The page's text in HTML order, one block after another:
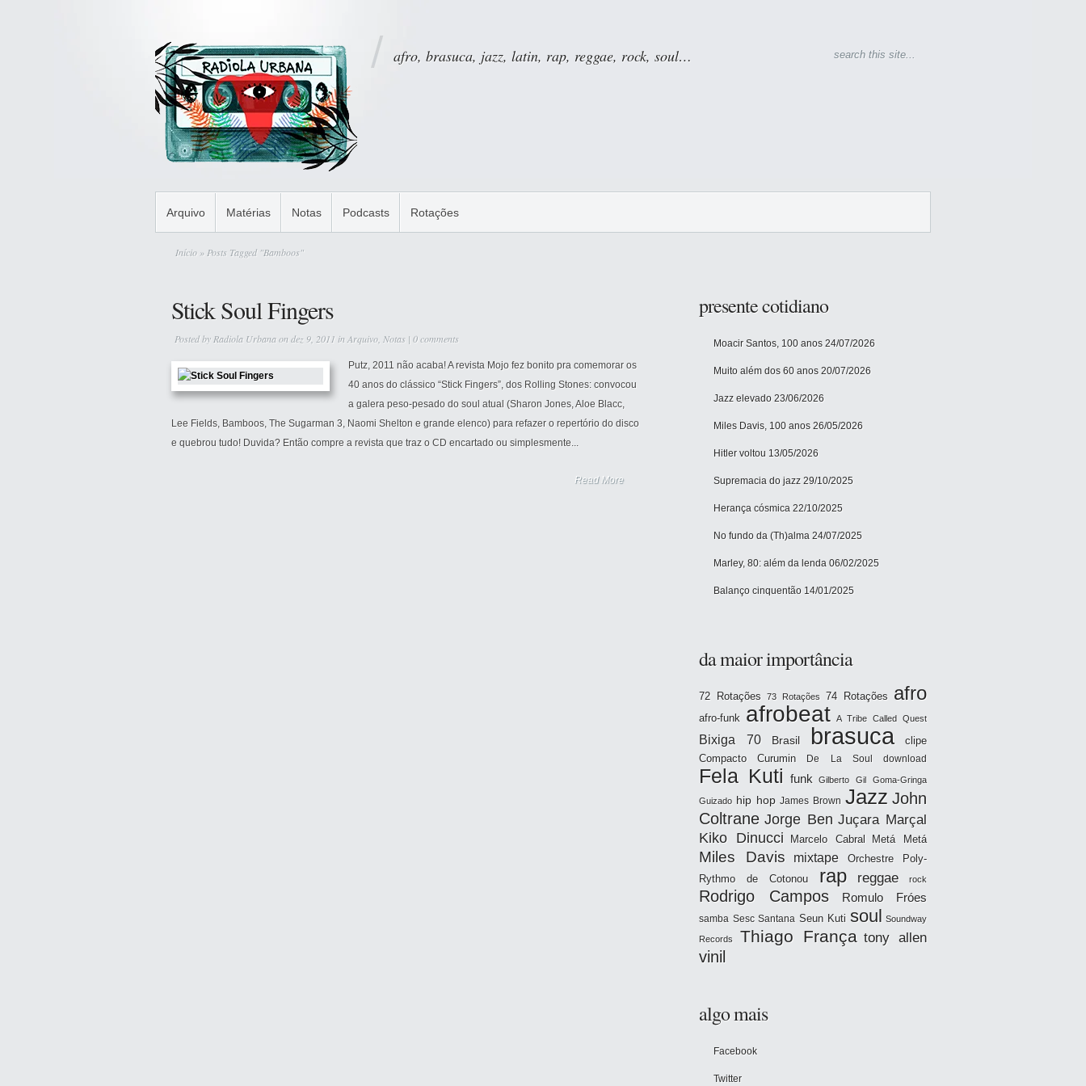
afro, brasuca, jazz, latin, rap, reggae, rock, soul…
Arquivo Matérias Notas Podcasts Rotações
Início » Posts Tagged "Bamboos"
Stick Soul Fingers
Posted by Radiola Urbanaon dez 9, 2011 inArquivo Notas | 0 comments
Putz, 2011 não acaba! A revista Mojo fez bonito pra comemorar os
40 anos do clássico “Stick Fingers”, dos Rolling Stones: convocou
a galera peso-pesado do soul atual (Sharon Jones, Aloe Blacc,
Lee Fields, Bamboos, The Sugarman 3, Naomi Shelton e grande elenco) para refazer o repertório do disco
e quebrou tudo! Duvida? Então compre a revista que traz o CD encartado ou simplesmente...
Read More
presente cotidiano
Moacir Santos, 100 anos 24/07/2026
Muito além dos 60 anos 20/07/2026
Jazz elevado 23/06/2026
Miles Davis, 100 anos 26/05/2026
Hitler voltou 13/05/2026
Supremacia do jazz 29/10/2025
Herança cósmica 22/10/2025
No fundo da (Th)alma 24/07/2025
Marley, 80: além da lenda 06/02/2025
Balanço cinquentão 14/01/2025
da maior importância
72 Rotações 73 Rotações 74 Rotações afro
afro-funk afrobeat A Tribe Called Quest
Bixiga 70 Brasil brasuca
clipe
Compacto
Curumin De La Soul download
Fela Kuti funk Gilberto Gil Goma-Gringa
Guizado hip hop James Brown Jazz John
Coltrane Jorge Ben Juçara Marçal
Kiko Dinucci Marcelo Cabral Metá Metá
Miles Davis mixtape
Orchestre Poly-
Rythmo de Cotonou
rap reggae rock
Rodrigo Campos Romulo Fróes
samba Sesc Santana Seun Kuti soul Soundway
Records Thiago França tony allen
vinil
algo mais
Facebook
Twitter